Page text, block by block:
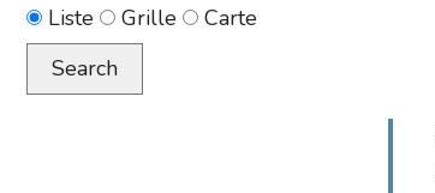
Type
d’affichage
des
Liste Grille
Carte
Search